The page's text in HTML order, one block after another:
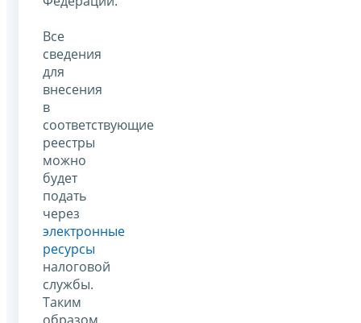
Все
сведения
для
внесения
в
соответствующие
реестры
можно
будет
подать
через
электронные
ресурсы
налоговой
службы.
Таким
образом,